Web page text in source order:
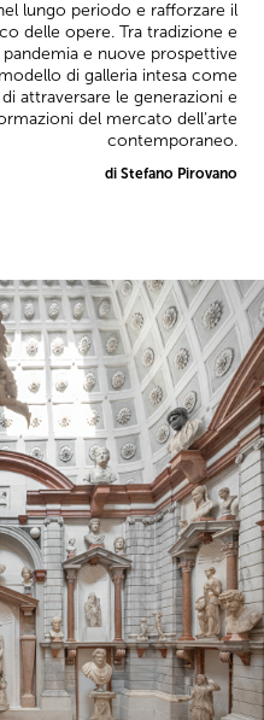
lungo periodo e rafforzare il
delle opere. Tra tradizione e
e nuove prospettive
di galleria intesa come
attraversare le generazioni e
del mercato dell’arte
contemporaneo.
di Stefano Pirovano